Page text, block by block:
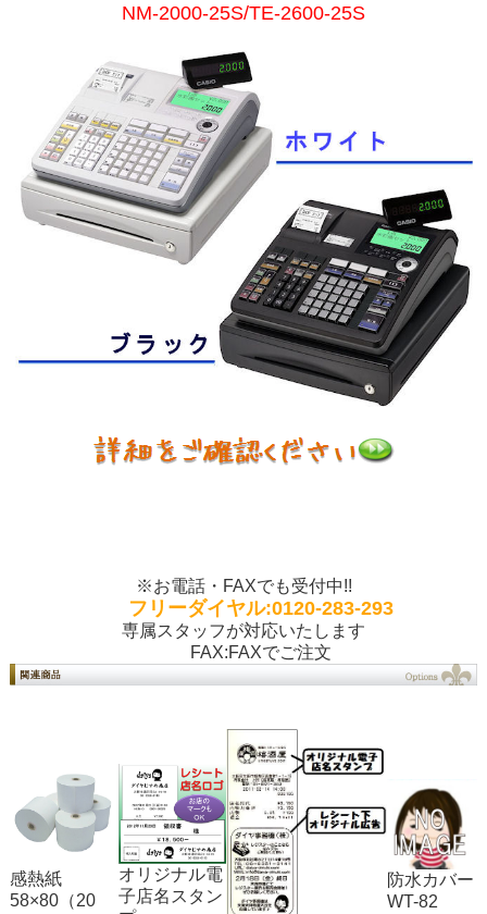
NM-2000-25S/TE-2600-25S
※お電話・FAXでも受付中!!
フリーダイヤル:0120-283-293
専属スタッフが対応いたします
FAX:FAXでご注文
感熱紙
58×80（20
オリジナル電
子店名スタン
防水カバー
WT-82